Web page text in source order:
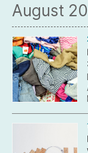
August